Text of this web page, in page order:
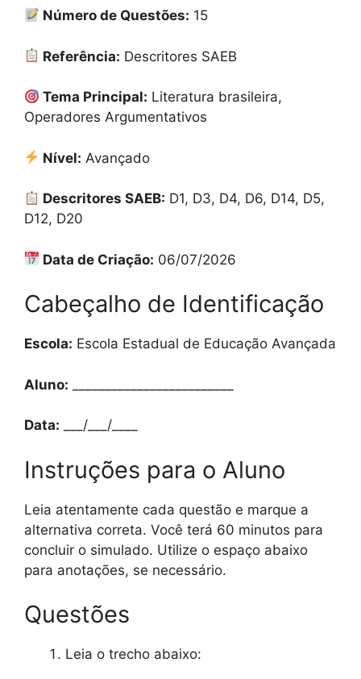
Número de Questões: 15
Referência: Descritores SAEB
Tema Principal: Literatura brasileira,
Operadores Argumentativos
Nível: Avançado
Descritores SAEB: D1, D3, D4, D6, D14, D5,
D12, D20
Data de Criação: 06/07/2026
Cabeçalho de Identificação
Escola: Escola Estadual de Educação Avançada
Aluno:
Data: ___/___/____
Instruções para o Aluno
Leia atentamente cada questão e marque a
alternativa correta. Você terá 60 minutos para
concluir o simulado. Utilize o espaço abaixo
para anotações, se necessário.
Questões
Leia o trecho abaixo: